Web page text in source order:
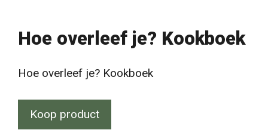
Hoe overleef je? Kookboek
Hoe overleef je? Kookboek
Koop product